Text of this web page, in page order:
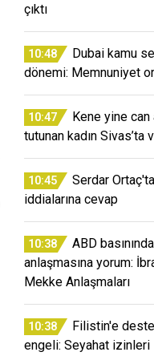
çıktı
10:48
Dubai kamu
dönemi: Memnuniyet
10:47
Kene yine can
tutunan kadın Sivas’ta
10:45
Serdar
iddialarına cevap
10:38
ABD
anlaşmasına yorum:
Mekke Anlaşmaları
10:38
Filistin'e
engeli: Seyahat